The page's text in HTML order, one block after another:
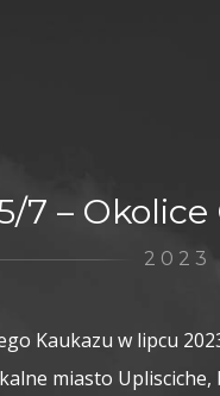
7 –
2023
Kaukazu w lipcu
miasto